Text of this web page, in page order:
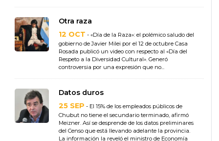
Otra raza
12 OCT - «Día de la Raza»: el polémico saludo del
gobierno de Javier Milei por el 12 de octubre Casa
Rosada publicó un video con respecto al «Día del
Respeto a la Diversidad Cultural». Generó
controversia por una expresión que no...
Datos duros
25 SEP - El 15% de los empleados públicos de
Chubut no tiene el secundario terminado, afirmó
Meizner. Así se desprende de los datos preliminares
del Censo que está llevando adelante la provincia.
La información la reveló el ministro de Economía